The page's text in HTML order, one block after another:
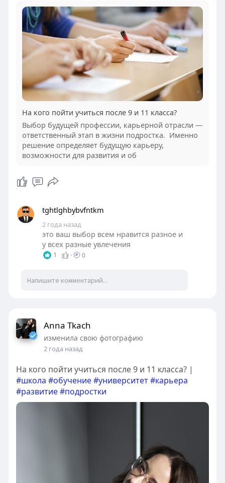
На кого пойти учиться после 9 и 11 класса?
Выбор будущей профессии, карьерной отрасли —
ответственный этап в жизни подростка. Именно
решение определяет будущую карьеру,
возможности для развития и об
tghtlghbybvfntkm
2 года назад
это ваш выбор всем нравится разное и
у всех разные увлечения
1 · 0
Anna Tkach
изменила свою фотографию
2 года назад
На кого пойти учиться после 9 и 11 класса? |
#школа #обучение#университет#карьера
#развитие#подростки